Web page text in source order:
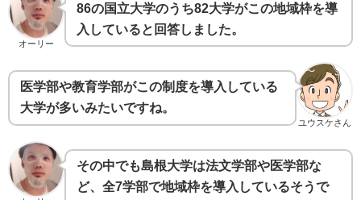
オーリー
86の国立大学のうち82大学がこの地域枠を導
入していると回答しました。
ユウスケさん
医学部や教育学部がこの制度を導入している
大学が多いみたいですね。
その中でも島根大学は法文学部や医学部な
ど、全7学部で地域枠を導入しているそうで